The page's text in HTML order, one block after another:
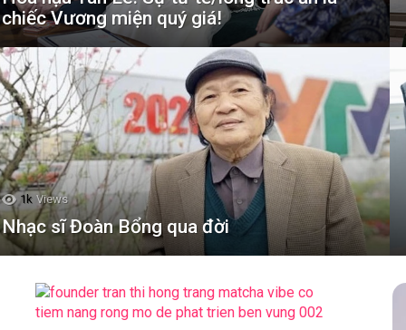
chiếc Vương miện quý giá!
1k Views
Nhạc sĩ Đoàn Bổng qua đời